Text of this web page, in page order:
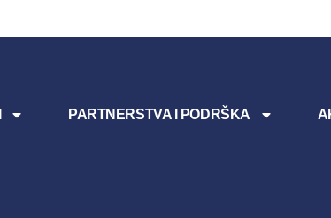
PARTNERSTVA I PODRŠKA